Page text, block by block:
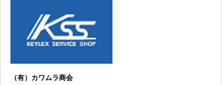
（有）カワムラ商会